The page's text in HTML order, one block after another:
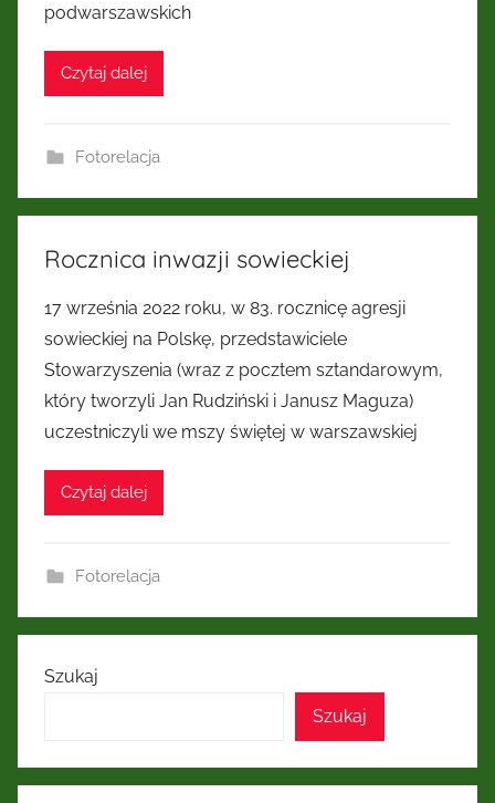
podwarszawskich
Czytaj dalej
Fotorelacja
Rocznica inwazji sowieckiej
17 września 2022 roku, w 83. rocznicę agresji
sowieckiej na Polskę, przedstawiciele
Stowarzyszenia (wraz z pocztem sztandarowym,
który tworzyli Jan Rudziński i Janusz Maguza)
uczestniczyli we mszy świętej w warszawskiej
Czytaj dalej
Fotorelacja
Szukaj
Szukaj